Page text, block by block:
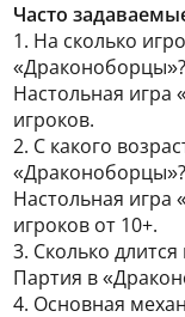
Часто
1. На сколько
«Драконоборцы»?
Настольная игра
игроков.
2. С какого
«Драконоборцы»?
Настольная игра
игроков от 10+.
3. Сколько
Партия в
4. Основная